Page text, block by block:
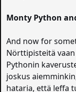
Monty Python
And now for
Nörttipisteitä
Pythonin
joskus
hataria, että leffa